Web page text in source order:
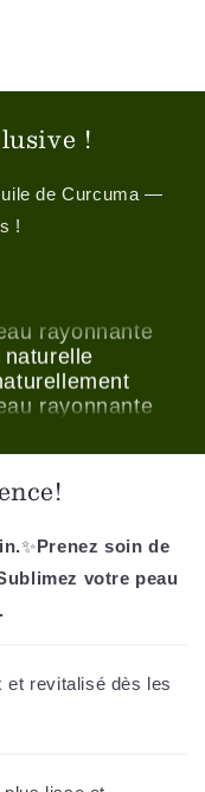
!
de Curcuma —
!
rayonnante
rayonnante
rayonnante
✨Prenez soin de
votre peau
et revitalisé dès les